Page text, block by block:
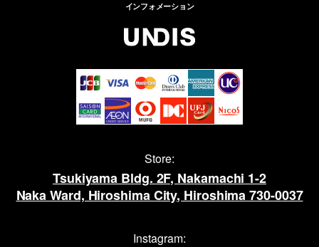
インフォメーション
Store:
Tsukiyama Bldg. 2F, Nakamachi 1-2
Naka Ward, Hiroshima City, Hiroshima 730-0037
Instagram: